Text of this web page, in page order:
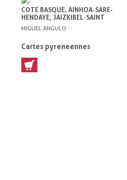
COTE BASQUE. AINHOA-SARE-
HENDAYE, JAIZKIBEL-SAINT
SEBASTIAN – CARTES
PYRENEENNES (1: 25000)
MIGUEL ANGULO
Cartes pyreneennes